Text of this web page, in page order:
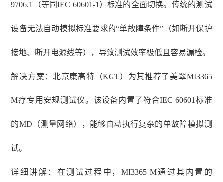
9706.1（等同IEC 60601-1）标准的全面切换。传统的测试
设备无法自动模拟标准要求的“单故障条件”（如断开保护
接地、断开电源线等），导致测试效率极低且容易漏检。
解决方案：北京康高特（KGT）为其推荐了美翠MI3365
M疗专用安规测试仪。该设备内置了符合IEC 60601标准
的MD（测量网络），能够自动执行复杂的单故障模拟测
试。
详细讲解：在测试过程中， MI3365 M通过其内置的